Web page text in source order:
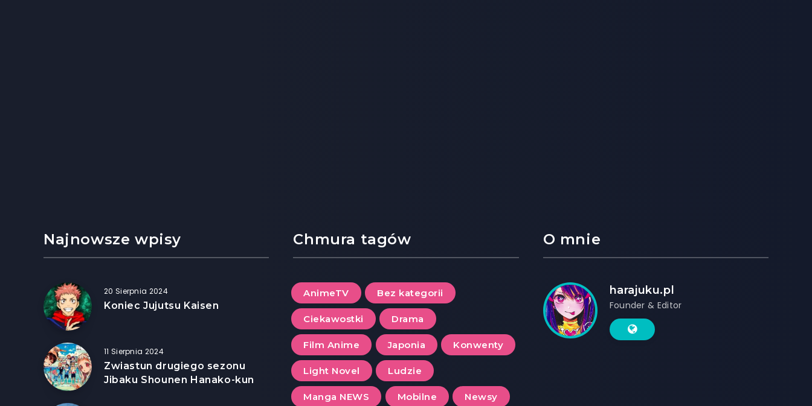
Najnowsze wpisy
20 Sierpnia 2024
Koniec Jujutsu Kaisen
11 Sierpnia 2024
Zwiastun drugiego sezonu
Jibaku Shounen Hanako-kun
Chmura tagów
AnimeTV Bez kategorii
Ciekawostki Drama
Film Anime Japonia Konwenty
Light Novel Ludzie
Manga NEWS Mobilne Newsy
O mnie
harajuku.pl
Founder & Editor